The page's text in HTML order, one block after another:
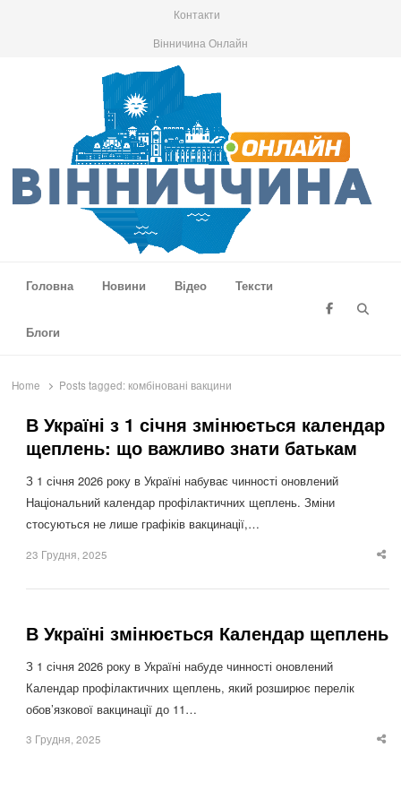
Контакти
Вінничина Онлайн
Головна
Новини Відео Тексти
Блоги
Home Posts tagged: комбіновані вакцини
В Україні з 1 січня змінюється календар
щеплень: що важливо знати батькам
З 1 січня 2026 року в Україні набуває чинності оновлений
Національний календар профілактичних щеплень. Зміни
стосуються не лише графіків вакцинації,…
23 Грудня, 2025
В Україні змінюється Календар щеплень
З 1 січня 2026 року в Україні набуде чинності оновлений
Календар профілактичних щеплень, який розширює перелік
обов’язкової вакцинації до 11…
3 Грудня, 2025